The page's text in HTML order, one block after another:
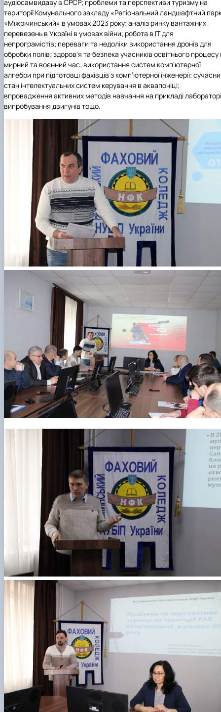
аудіосамвидаву в СРСР; проблеми та перспективи туризму на
території Комунального закладу «Регіональний ландшафтний
«Міжрічинський» в умовах 2023 року; аналіз ринку вантажних
перевезень в Україні в умовах війни; робота в ІТ для
непрограмістів; переваги та недоліки використання дронів для
обробки полів; здоров'я та безпека учасників освітнього процесу
мирний та воєнний час; використання систем комп’ютерної
алгебри при підготовці фахівців з комп’ютерної інженерії;
стан інтелектуальних систем керування в аквапоніці;
впровадження активних методів навчання на прикладі
випробування двигунів тощо.